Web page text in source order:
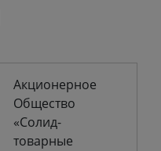
Акционерное
Общество
«Солид-
товарные